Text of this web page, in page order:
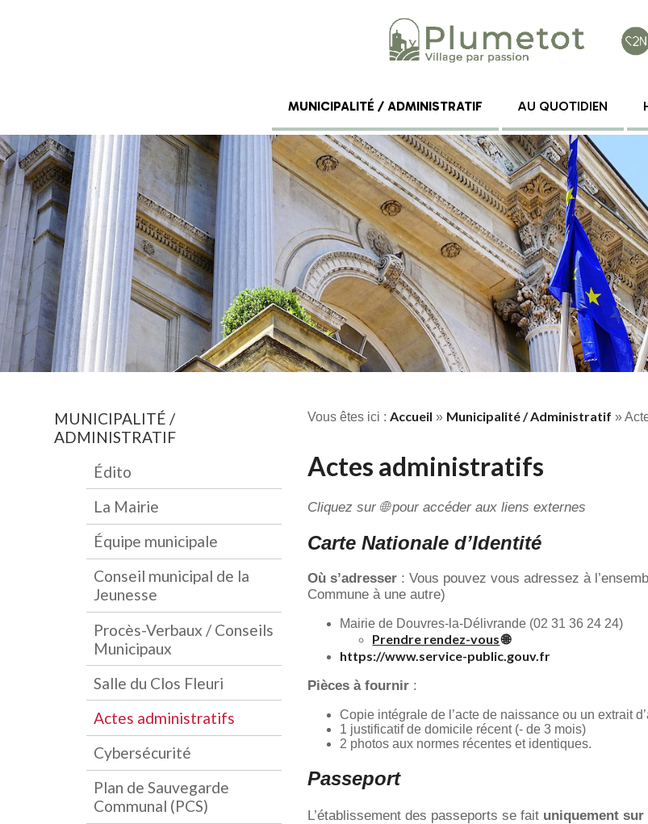
MUNICIPALITÉ / ADMINISTRATIF AU QUOTIDIEN
MUNICIPALITÉ /
ADMINISTRATIF
Édito
La Mairie
Équipe municipale
Conseil municipal de la
Jeunesse
Procès-Verbaux / Conseils
Municipaux
Salle du Clos Fleuri
Actes administratifs
Cybersécurité
Plan de Sauvegarde
Communal (PCS)
Vous êtes ici :Accueil » Municipalité / Administratif »
Actes administratifs
Cliquez sur 🌐 pour accéder aux liens externes
Carte Nationale d’Identité
Où s’adresser : Vous pouvez vous adressez à
Commune à une autre)
Mairie de Douvres-la-Délivrande (02 31 36 24 24)
Prendre rendez-vous🌐
https://www.service-public.gouv.fr
Pièces à fournir :
Copie intégrale de l’acte de naissance ou un extrait
1 justificatif de domicile récent (- de 3 mois)
2 photos aux normes récentes et identiques.
Passeport
L’établissement des passeports se fait uniquement sur